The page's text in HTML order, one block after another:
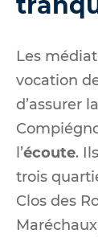
Les
vocation
d’assurer
l’écoute.
trois
Clos des